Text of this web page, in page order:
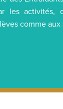
les activités,
comme aux